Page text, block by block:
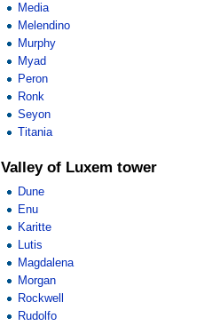
Media
Melendino
Murphy
Myad
Peron
Ronk
Seyon
Titania
Valley of Luxem tower
Dune
Enu
Karitte
Lutis
Magdalena
Morgan
Rockwell
Rudolfo